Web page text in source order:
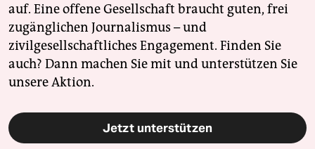
auf. Eine offene Gesellschaft braucht guten, frei
zugänglichen Journalismus – und
zivilgesellschaftliches Engagement. Finden Sie
auch? Dann machen Sie mit und unterstützen Sie
unsere Aktion.
Jetzt unterstützen